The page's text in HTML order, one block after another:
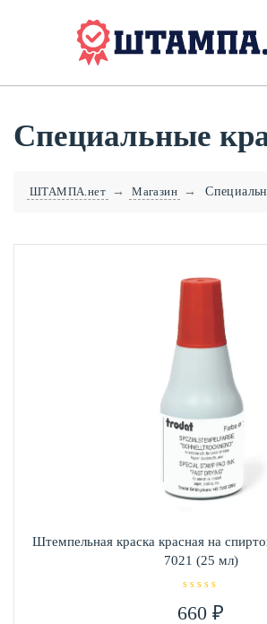
Специальные
ШТАМПА.нет → Магазин →
Штемпельная краска красная на
7021 (25 мл)
ц
е
660 ₽